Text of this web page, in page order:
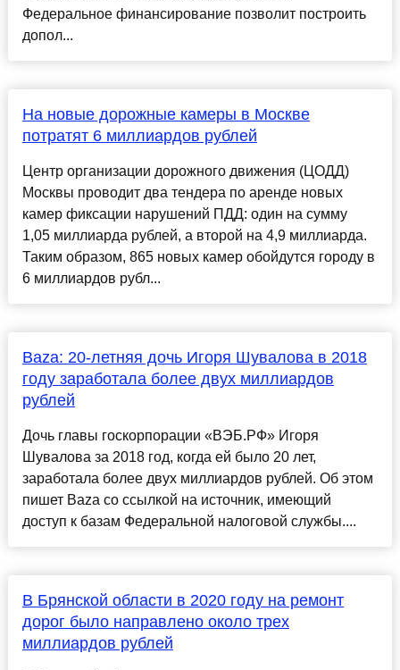
Федеральное финансирование позволит построить
допол...
На новые дорожные камеры в Москве
потратят 6 миллиардов рублей
Центр организации дорожного движения (ЦОДД)
Москвы проводит два тендера по аренде новых
камер фиксации нарушений ПДД: один на сумму
1,05 миллиарда рублей, а второй на 4,9 миллиарда.
Таким образом, 865 новых камер обойдутся городу в
6 миллиардов рубл...
Baza: 20-летняя дочь Игоря Шувалова в 2018
году заработала более двух миллиардов
рублей
Дочь главы госкорпорации «ВЭБ.РФ» Игоря
Шувалова за 2018 год, когда ей было 20 лет,
заработала более двух миллиардов рублей. Об этом
пишет Baza со ссылкой на источник, имеющий
доступ к базам Федеральной налоговой службы....
В Брянской области в 2020 году на ремонт
дорог было направлено около трех
миллиардов рублей